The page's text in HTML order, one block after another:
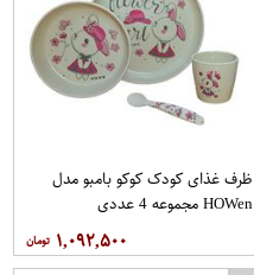
ظرف غذای کودک کوکو بامبو مدل
HOWen مجموعه 4 عددی
۱,۰۹۲,۵۰۰